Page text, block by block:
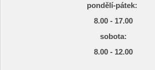
pondělí-pátek:
8.00 - 17.00
sobota:
8.00 - 12.00